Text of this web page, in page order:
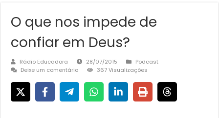
O que nos impede de
confiar em Deus?
Rádio Educadora 28/07/2015
Podcast
Deixe um comentário
367 Visualizações